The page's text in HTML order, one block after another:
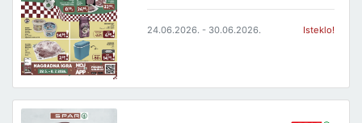
24.06.2026. - 30.06.2026. Isteklo!